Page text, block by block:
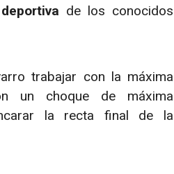
de los conocidos
trabajar con la máxima
un choque de máxima
la recta final de la